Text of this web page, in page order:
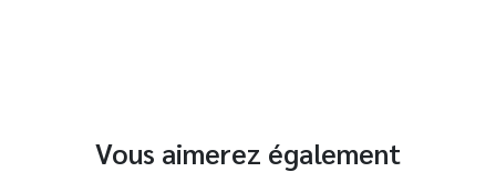
Vous aimerez également